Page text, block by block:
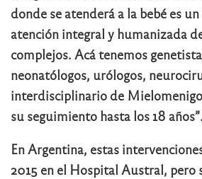
donde se atenderá a la bebé es
atención integral y humanizada
complejos. Acá tenemos
neonatólogos, urólogos,
interdisciplinario de
su seguimiento hasta los 18 años”.
En Argentina, estas
2015 en el Hospital Austral, pero